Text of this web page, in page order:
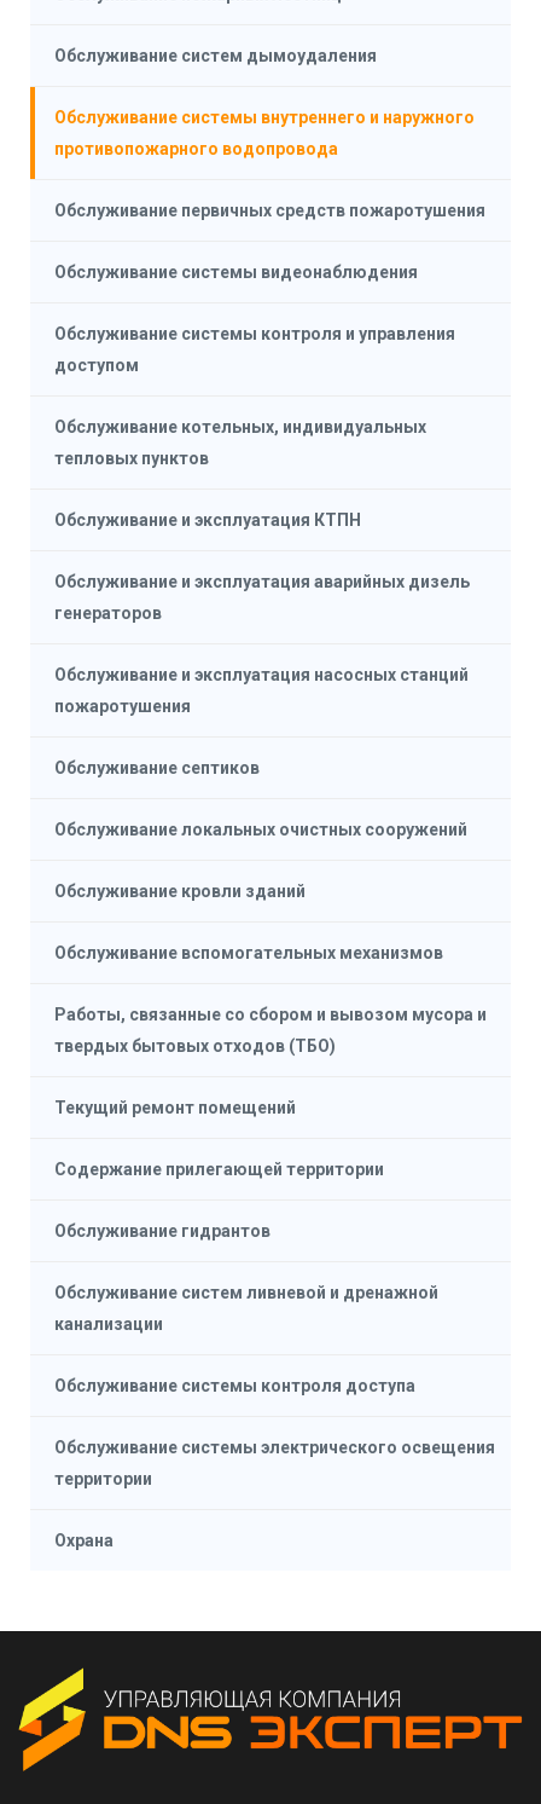
Обслуживание систем дымоудаления
Обслуживание системы внутреннего и наружного
противопожарного водопровода
Обслуживание первичных средств пожаротушения
Обслуживание системы видеонаблюдения
Обслуживание системы контроля и управления
доступом
Обслуживание котельных, индивидуальных
тепловых пунктов
Обслуживание и эксплуатация КТПН
Обслуживание и эксплуатация аварийных дизель
генераторов
Обслуживание и эксплуатация насосных станций
пожаротушения
Обслуживание септиков
Обслуживание локальных очистных сооружений
Обслуживание кровли зданий
Обслуживание вспомогательных механизмов
Работы, связанные со сбором и вывозом мусора и
твердых бытовых отходов (ТБО)
Текущий ремонт помещений
Содержание прилегающей территории
Обслуживание гидрантов
Обслуживание систем ливневой и дренажной
канализации
Обслуживание системы контроля доступа
Обслуживание системы электрического освещения
территории
Охрана